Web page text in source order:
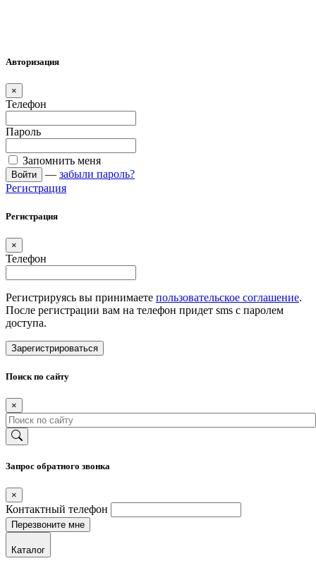
Авторизация
×
Телефон
Пароль
Запомнить меня
Войти — забыли пароль?
Регистрация
Регистрация
×
Телефон
Регистрируясь вы принимаете пользовательское соглашение.
После регистрации вам на телефон придет sms с паролем
доступа.
Зарегистрироваться
Поиск по сайту
×
Запрос обратного звонка
×
Контактный телефон
Каталог